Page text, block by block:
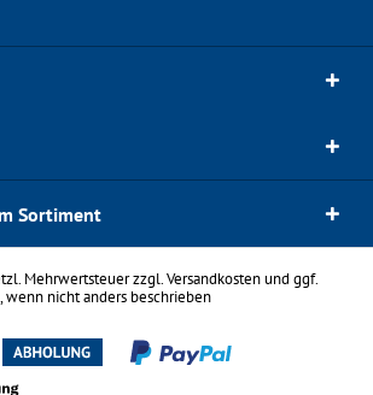
Sortiment
Mehrwertsteuer zzgl.Versandkostenund ggf.
wenn nicht anders beschrieben